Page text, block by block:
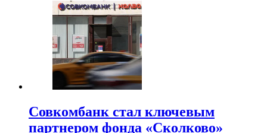
Совкомбанк стал ключевым
партнером фонда «Сколково»